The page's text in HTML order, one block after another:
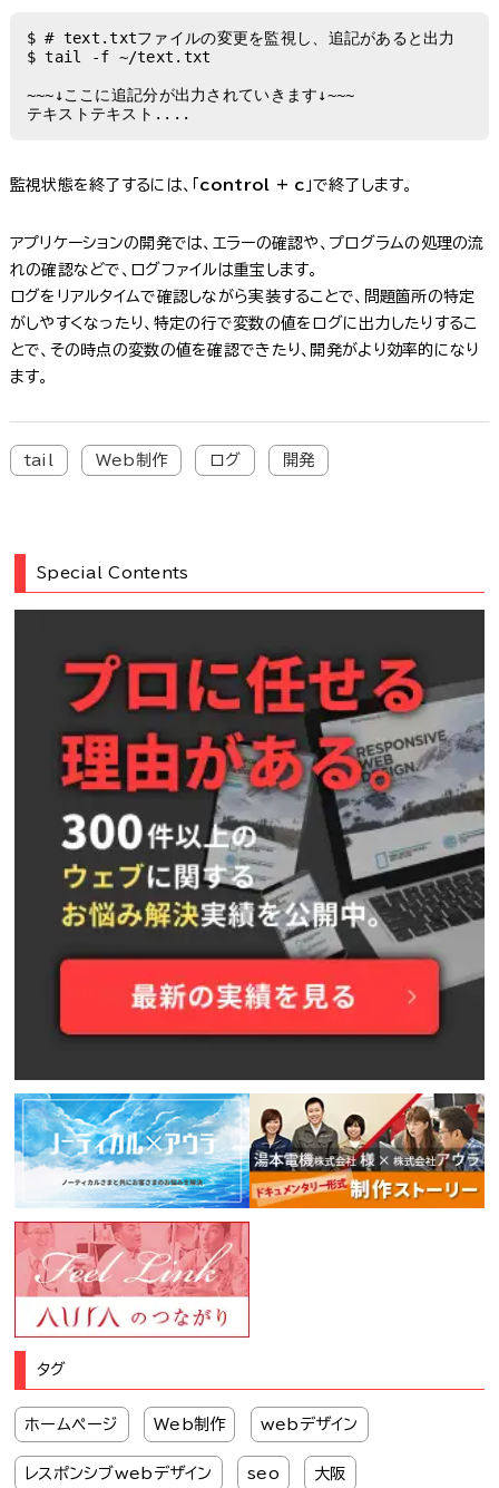
$ # text.txtファイルの変更を監視し、追記があると出力
$ tail -f ~/text.txt
~~~↓ここに追記分が出力されていきます↓~~~
テキストテキスト....
監視状態を終了するには、「 control + c 」で終了します。
アプリケーションの開発では、エラーの確認や、プログラムの処理の流
れの確認などで、ログファイルは重宝します。
ログをリアルタイムで確認しながら実装することで、問題箇所の特定
がしやすくなったり、特定の行で変数の値をログに出力したりするこ
とで、その時点の変数の値を確認できたり、開発がより効率的になり
ます。
tail Web制作 ログ 開発
Special Contents
タグ
ホームページ Web制作 webデザイン
レスポンシブwebデザイン seo 大阪